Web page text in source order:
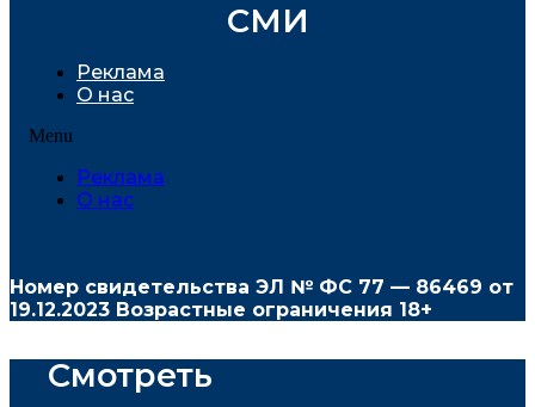
СМИ
Реклама
О нас
Menu
Реклама
О нас
Номер свидетельства ЭЛ № ФС 77 — 86469 от
19.12.2023 Возрастные ограничения 18+
Смотреть